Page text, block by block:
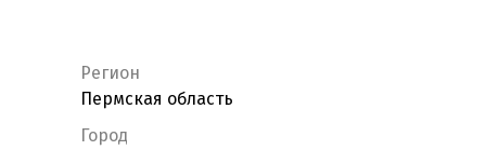
Регион
Пермская область
Город